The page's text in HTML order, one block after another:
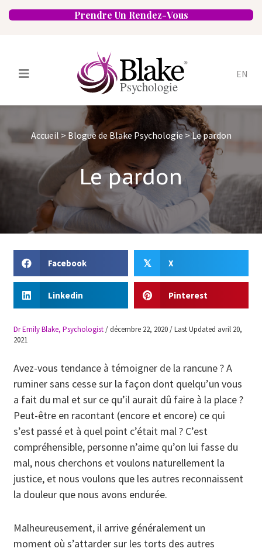
Prendre Un Rendez-Vous
EN
Psychologues
Spécialités
Approches
Emplacements
FAQ
Blogue
Carrières
Contact
Accueil > Blogue de Blake Psychologie>Le pardon
Le pardon
Facebook 𝕏 X
Linkedin Pinterest
Dr Emily Blake, Psychologist/décembre 22, 2020/Last Updated avril 20,
2021
Avez-vous tendance à témoigner de la rancune ? A
ruminer sans cesse sur la façon dont quelqu’un vous
a fait du mal et sur ce qu’il aurait dû faire à la place ?
Peut-être en racontant (encore et encore) ce qui
s’est passé et à quel point c’était mal ? C’est
compréhensible, personne n’aime qu’on lui fasse du
mal, nous cherchons et voulons naturellement la
justice, et nous voulons que les autres reconnaissent
la douleur que nous avons endurée.
Malheureusement, il arrive généralement un
moment où s’attarder sur les torts des autres